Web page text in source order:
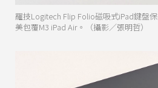
羅技Logitech Flip Folio磁吸式iPad鍵盤
美包覆M3 iPad Air。（攝影／張明哲）